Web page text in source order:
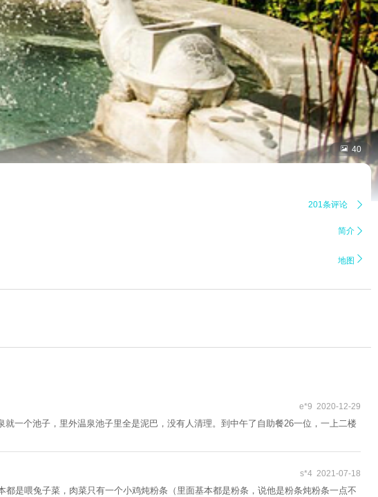
 40
201条评论 
简介 
地图 
e*9 2020-12-29
一个池子，里外温泉池子里全是泥巴，没有人清理。到中午了自助餐26一位，一上二楼
s*4 2021-07-18
是喂兔子菜，肉菜只有一个小鸡炖粉条（里面基本都是粉条，说他是粉条炖粉条一点不